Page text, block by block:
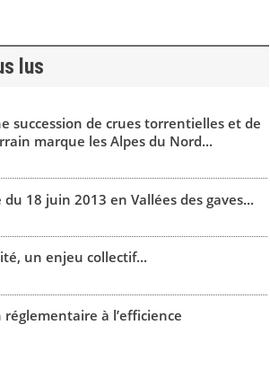
lus
succession de crues torrentielles et de
marque les Alpes du Nord...
18 juin 2013 en Vallées des gaves...
un enjeu collectif...
réglementaire à l’efficience